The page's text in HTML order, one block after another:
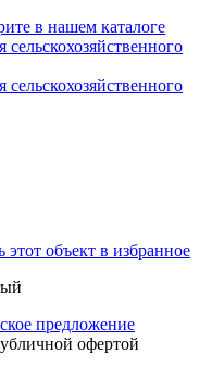
в нашем каталоге
этот объект в избранное
предложение
офертой